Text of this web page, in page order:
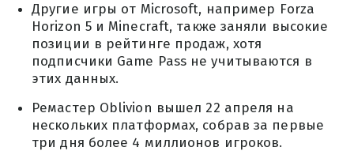
Другие игры от Microsoft, например Forza
Horizon 5 и Minecraft, также заняли высокие
позиции в рейтинге продаж, хотя
подписчики Game Pass не учитываются в
этих данных.
Ремастер Oblivion вышел 22 апреля на
нескольких платформах, собрав за первые
три дня более 4 миллионов игроков.